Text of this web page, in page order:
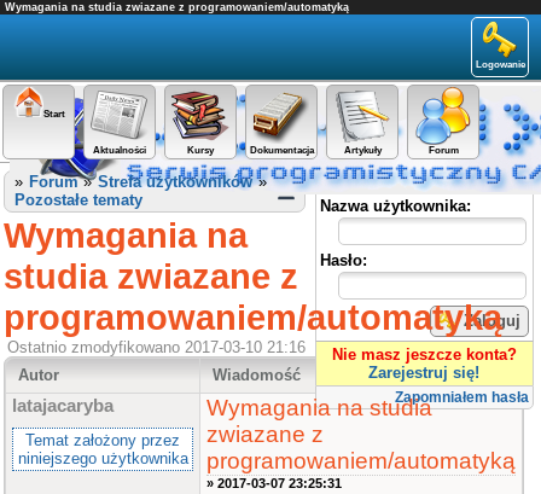
Wymagania na studia zwiazane z programowaniem/automatyką
Logowanie
Start
Aktualności Kursy Dokumentacja Artykuły Forum
Panel użytkownika
Nazwa użytkownika:
Hasło:
Zaloguj
Nie masz jeszcze konta?
Zarejestruj się!
Zapomniałem hasła
» Forum»Strefa użytkowników»
Pozostałe tematy
Wymagania na
studia zwiazane z
programowaniem/automatyką
Ostatnio zmodyfikowano 2017-03-10 21:16
Autor
Wiadomość
latajacaryba
Temat założony przez
niniejszego użytkownika
Wymagania na studia
zwiazane z
programowaniem/automatyką
» 2017-03-07 23:25:31